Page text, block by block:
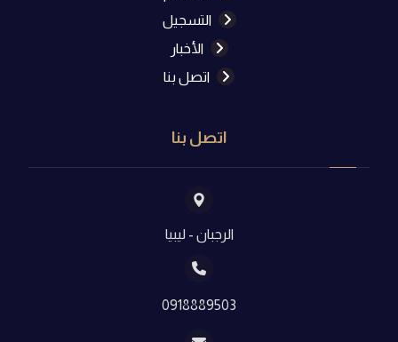
التسجيل
الأخبار
اتصل بنا
اتصل بنا
الرجبان - ليبيا
0918889503